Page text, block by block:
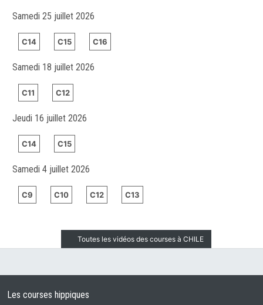
Samedi 25 juillet 2026
C14 C15 C16
Samedi 18 juillet 2026
C11 C12
Jeudi 16 juillet 2026
C14 C15
Samedi 4 juillet 2026
C9 C10 C12 C13
Toutes les vidéos des courses à CHILE
Les courses hippiques